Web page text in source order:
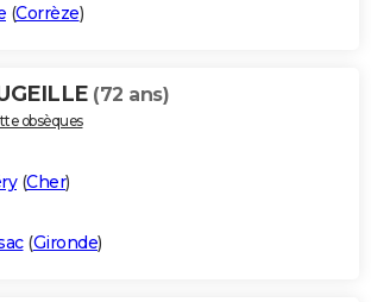
(Corrèze)
(72 ans)
obsèques
(Cher)
(Gironde)